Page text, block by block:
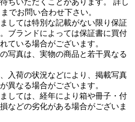
ちいただくことがあります。 詳し
までお問い合わせ下さい。
しては特別な記載がない限り保証
ブランドによっては保証書に買付
ている場合がございます。
写真は、実物の商品と若干異なる
入荷の状況などにより、掲載写真
異なる場合がございます。
しては、経年により箱や冊子・付
などの劣化がある場合がございま